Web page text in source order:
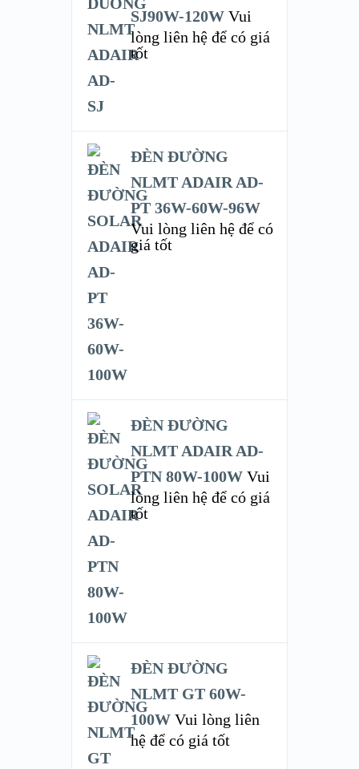
SJ90W-120W Vui
lòng liên hệ để có giá
tốt
ĐÈN ĐƯỜNG
NLMT ADAIR AD-
PT 36W-60W-96W
Vui lòng liên hệ để có
giá tốt
ĐÈN ĐƯỜNG
NLMT ADAIR AD-
PTN 80W-100W Vui
lòng liên hệ để có giá
tốt
ĐÈN ĐƯỜNG
NLMT GT 60W-
100W Vui lòng liên
hệ để có giá tốt